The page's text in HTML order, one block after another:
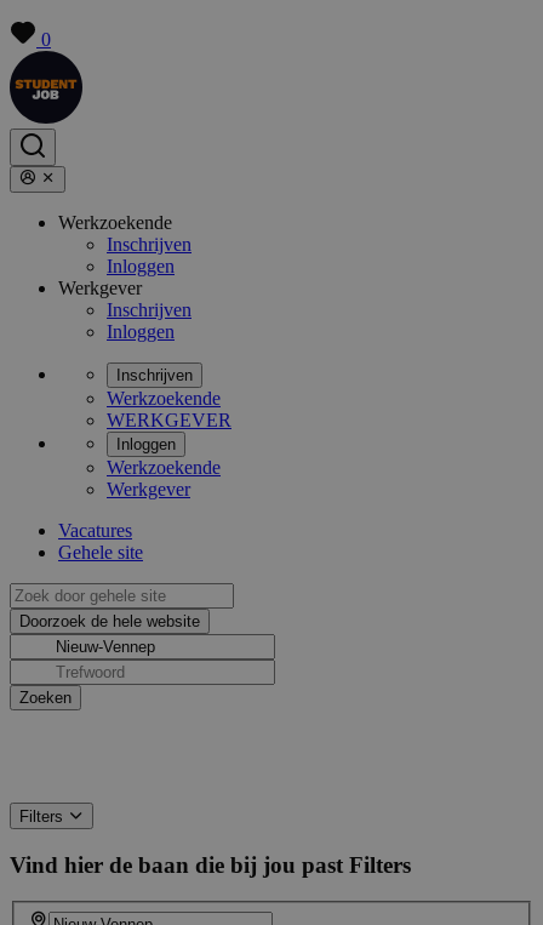
0
Werkzoekende
Inschrijven
Inloggen
Werkgever
Inschrijven
Inloggen
Inschrijven
Werkzoekende
WERKGEVER
Inloggen
Werkzoekende
Werkgever
Vacatures
Gehele site
Filters
Vind hier de baan die bij jou past Filters